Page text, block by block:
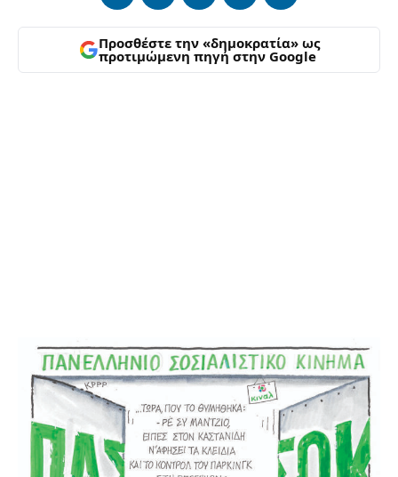
Προσθέστε την «δημοκρατία» ως
προτιμώμενη πηγή στην Google